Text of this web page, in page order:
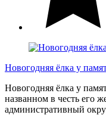
Новогодняя ёлка у
Новогодняя ёлка у
названном в честь его
административный